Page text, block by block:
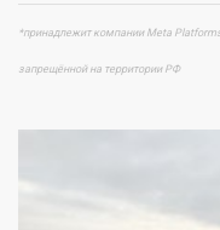
*принадлежит компании Meta
запрещённой на территории РФ